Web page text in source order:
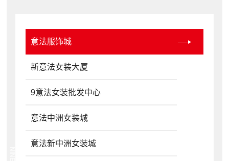
意法服饰城
新意法女装大厦
9意法女装批发中心
意法中洲女装城
意法新中洲女装城